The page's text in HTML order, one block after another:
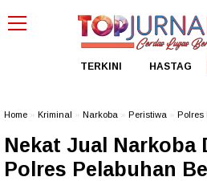
TERKINI HASTAG
Home Kriminal Narkoba Peristiwa Polres
Nekat Jual Narkoba
Polres Pelabuhan